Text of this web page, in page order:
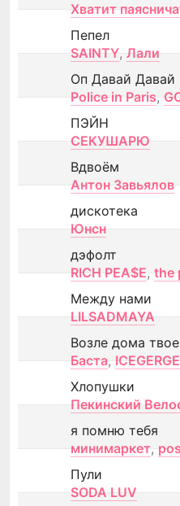
Хватит
Пепел
SAINTY, Лали
Оп Давай Давай
Police in Paris,
ПЭЙН
СЕКУШАРЮ
Вдвоём
Антон Завьялов
дискотека
Юнсн
дэфолт
RICH PEA$E, the
Между нами
LILSADMAYA
Возле дома
Баста,
Хлопушки
Пекинский
я помню тебя
минимаркет,
Пули
SODA LUV